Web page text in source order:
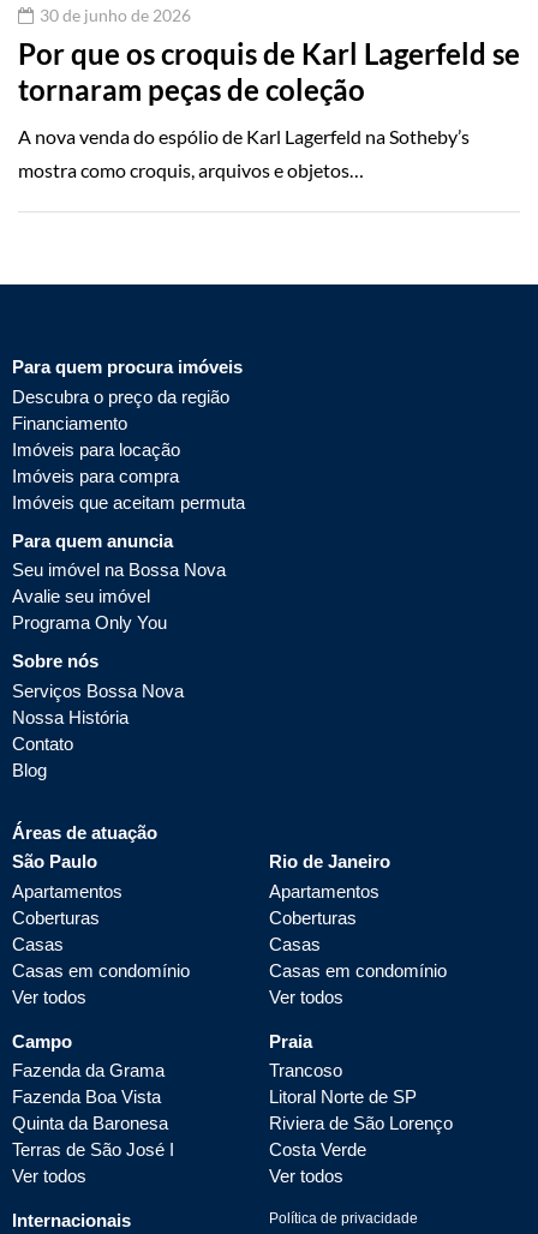
30 de junho de 2026
Por que os croquis de Karl Lagerfeld se
tornaram peças de coleção
A nova venda do espólio de Karl Lagerfeld na Sotheby’s
mostra como croquis, arquivos e objetos…
Para quem procura imóveis
Descubra o preço da região
Financiamento
Imóveis para locação
Imóveis para compra
Imóveis que aceitam permuta
Para quem anuncia
Seu imóvel na Bossa Nova
Avalie seu imóvel
Programa Only You
Sobre nós
Serviços Bossa Nova
Nossa História
Contato
Blog
Áreas de atuação
São Paulo
Apartamentos
Coberturas
Casas
Casas em condomínio
Ver todos
Rio de Janeiro
Apartamentos
Coberturas
Casas
Casas em condomínio
Ver todos
Campo
Fazenda da Grama
Fazenda Boa Vista
Quinta da Baronesa
Terras de São José I
Ver todos
Praia
Trancoso
Litoral Norte de SP
Riviera de São Lorenço
Costa Verde
Ver todos
Internacionais
Política de privacidade